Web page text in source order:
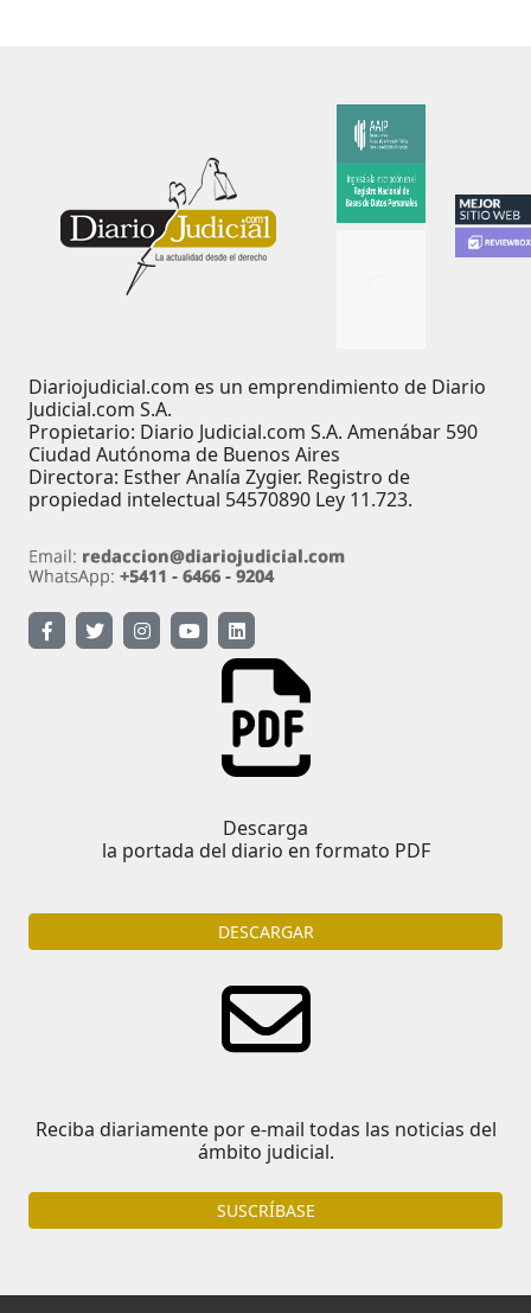
Diariojudicial.com es un emprendimiento de Diario
Judicial.com S.A.
Propietario: Diario Judicial.com S.A. Amenábar 590
Ciudad Autónoma de Buenos Aires
Directora: Esther Analía Zygier. Registro de
propiedad intelectual 54570890 Ley 11.723.
Descarga
la portada del diario en formato PDF
DESCARGAR
Reciba diariamente por e-mail todas las noticias del
ámbito judicial.
SUSCRÍBASE